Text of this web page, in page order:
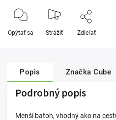
Opýtať sa Strážiť Zdieľať
Popis Značka Cube
Podrobný popis
Menší batoh, vhodný ako na